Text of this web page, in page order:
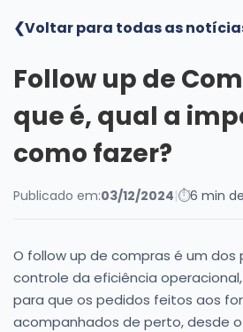
❮Voltar para todas as
Follow up de
que é, qual a
como fazer?
Publicado em:03/12/2024|⏱6 min
O follow up de compras é um dos
controle da eficiência
para que os pedidos feitos aos
acompanhados de perto, desde o